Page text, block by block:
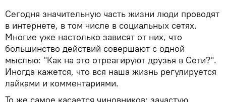
Сегодня значительную часть жизни люди проводят
в интернете, в том числе в социальных сетях.
Многие уже настолько зависят от них, что
большинство действий совершают с одной
мыслью: "Как на это отреагируют друзья в Сети?".
Иногда кажется, что вся наша жизнь регулируется
лайками и комментариями.